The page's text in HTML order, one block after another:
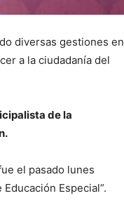
diversas gestiones en
a la ciudadanía del
de la
el pasado lunes
Especial”.